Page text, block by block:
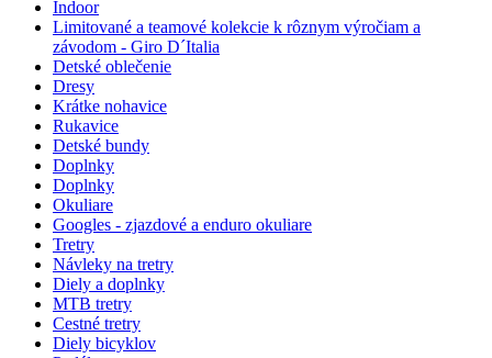
Indoor
Limitované a teamové kolekcie k rôznym výročiam a
závodom - Giro D´Italia
Detské oblečenie
Dresy
Krátke nohavice
Rukavice
Detské bundy
Doplnky
Doplnky
Okuliare
Googles - zjazdové a enduro okuliare
Tretry
Návleky na tretry
Diely a doplnky
MTB tretry
Cestné tretry
Diely bicyklov